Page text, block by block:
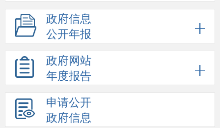
政府信息
公开年报
政府网站
年度报告
申请公开
政府信息